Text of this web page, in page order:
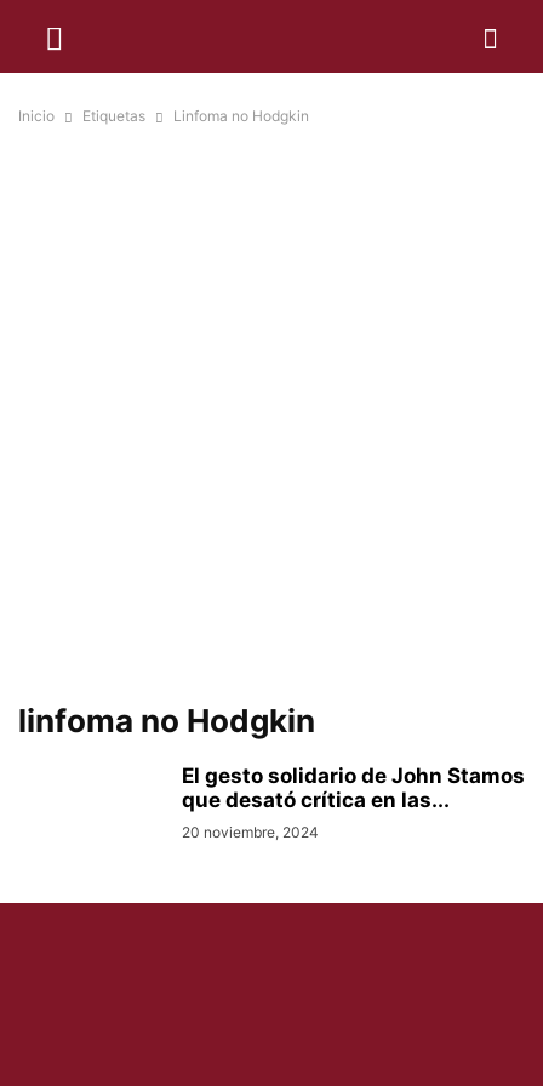
Inicio Etiquetas Linfoma no Hodgkin
linfoma no Hodgkin
El gesto solidario de John Stamos
que desató crítica en las...
20 noviembre, 2024